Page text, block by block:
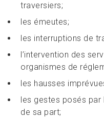
traversiers;
les émeutes;
les interruptions de
l’intervention des
organismes de
les hausses
les gestes posés
de sa part;